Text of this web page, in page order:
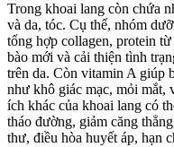
Trong khoai lang còn chứa
và da, tóc. Cụ thể, nhóm
tổng hợp collagen, protein
bào mới và cải thiện tình
trên da. Còn vitamin A giúp
như khô giác mạc, mỏi
ích khác của khoai lang có
tháo đường, giảm căng
thư, điều hòa huyết áp, hạn